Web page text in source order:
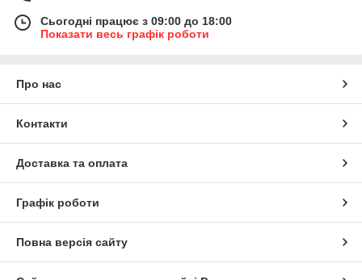
Сьогодні працює з 09:00 до 18:00
Показати весь графік роботи
Про нас
Контакти
Доставка та оплата
Графік роботи
Повна версія сайту